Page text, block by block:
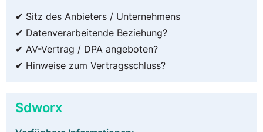
✔ Sitz des Anbieters / Unternehmens
✔ Datenverarbeitende Beziehung?
✔ AV-Vertrag / DPA angeboten?
✔ Hinweise zum Vertragsschluss?
Sdworx